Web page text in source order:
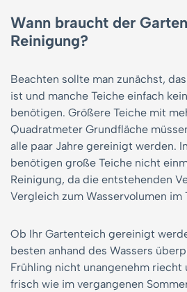
Wann braucht der
Reinigung?
Beachten sollte man zunächst,
ist und manche Teiche einfach
benötigen. Größere Teiche mit
Quadratmeter Grundfläche
alle paar Jahre gereinigt werden.
benötigen große Teiche nicht
Reinigung, da die entstehenden
Vergleich zum Wasservolumen im
Ob Ihr Gartenteich gereinigt
besten anhand des Wassers
Frühling nicht unangenehm riecht
frisch wie im vergangenen